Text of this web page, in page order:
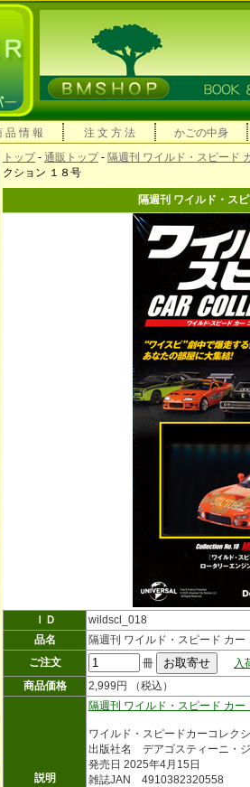
品 情 報 注 文 方 法 かごの中身
トップ- 通販トップ- 隔週刊 ワイルド・スピード
クション １８号
隔週刊 ワイルド・ス
ＩＤ
wildscl_018
品名
隔週刊 ワイルド・スピード カー
ご注文
冊
入
商品価格
2,999円 （税込）
説明
隔週刊 ワイルド・スピード カ
ワイルド・スピードカーコレク
出版社名 デアゴスティーニ・
発売日 2025年4月15日
雑誌JAN 4910382320558